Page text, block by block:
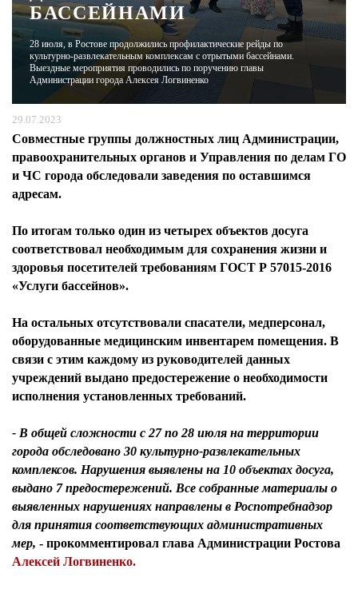
ЖУРНАЛ
БАССЕЙНАМИ
28 июля, в Ростове продолжились профилактические рейды по
культурно-развлекательным комплексам с отрытыми бассейнами.
Выездные мероприятия проводились по поручению главы
Администрации города Алексея Логвиненко
29.07.2023
Совместные группы должностных лиц Администрации,
правоохранительных органов и Управления по делам ГО
и ЧС города обследовали заведения по оставшимся
адресам.
По итогам только один из четырех объектов досуга
соответствовал необходимым для сохранения жизни и
здоровья посетителей требованиям ГОСТ Р 57015-2016
«Услуги бассейнов».
На остальных отсутствовали спасатели, медперсонал,
оборудованные медицинским инвентарем помещения. В
связи с этим каждому из руководителей данных
учреждений выдано предостережение о необходимости
исполнения установленных требований.
- В общей сложности с 27 по 28 июля на территории
города обследовано 30 культурно-развлекательных
комплексов. Нарушения выявлены на 10 объектах досуга,
выдано 7 предостережений. Все собранные материалы о
выявленных нарушениях направлены в Роспотребнадзор
для принятия соответствующих административных
мер, - прокомментировал глава Администрации Ростова
Алексей Логвиненко.